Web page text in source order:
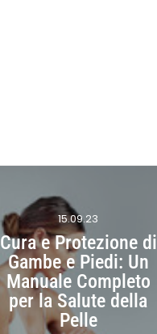
15.09.23
Cura e Protezione di
Gambe e Piedi: Un
Manuale Completo
per la Salute della
Pelle